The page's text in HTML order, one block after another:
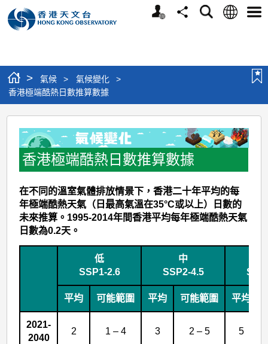
個
分
搜
語
選
> 氣候 > 氣候變化
>
香港極端酷熱日數推算數據
香
港
極
酷
熱
日
數
香港極端酷熱日數推算數據
在不同的溫室氣體排放情景下，香港二十年平均的每
年極端酷熱天氣（日最高氣溫在35°C或以上）日數的
未來推算。1995-2014年間香港平均每年極端酷熱天氣
日數為0.2天。
低
SSP1-2.6
中
SSP2-4.5
平均 可能範圍 平均 可能範圍 平均
2021-
2040
2 1 – 4 3 2 – 5 5